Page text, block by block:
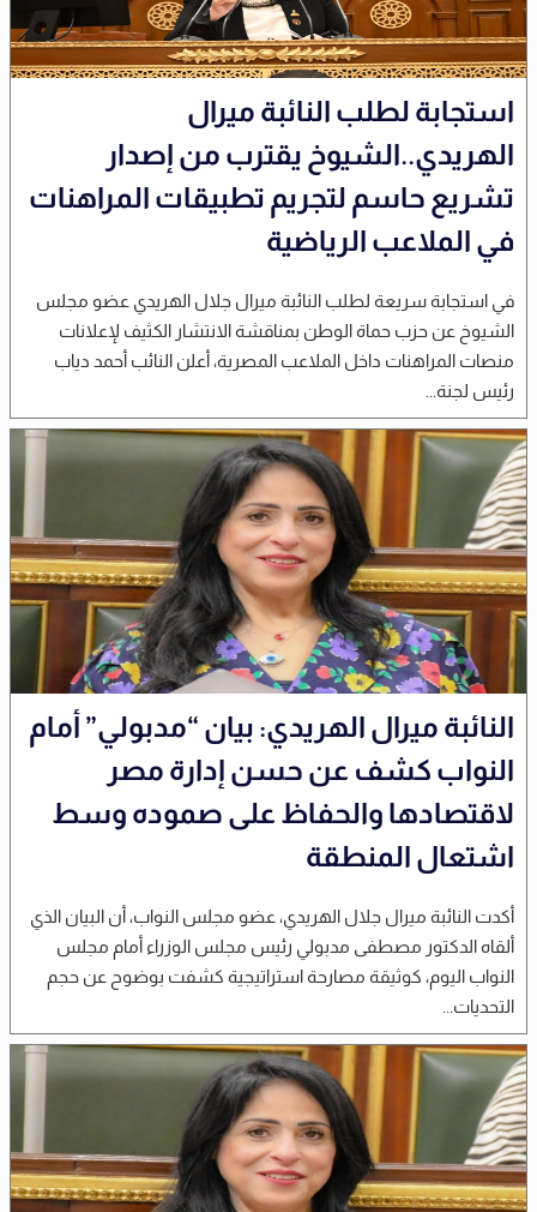
استجابة لطلب النائبة ميرال
الهريدي..الشيوخ يقترب من إصدار
تشريع حاسم لتجريم تطبيقات المراهنات
في الملاعب الرياضية
في استجابة سريعة لطلب النائبة ميرال جلال الهريدي عضو مجلس
الشيوخ عن حزب حماة الوطن بمناقشة الانتشار الكثيف لإعلانات
منصات المراهنات داخل الملاعب المصرية، أعلن النائب أحمد دياب
رئيس لجنة...
النائبة ميرال الهريدي: بيان “مدبولي” أمام
النواب كشف عن حسن إدارة مصر
لاقتصادها والحفاظ على صموده وسط
اشتعال المنطقة
أكدت النائبة ميرال جلال الهريدي، عضو مجلس النواب، أن البيان الذي
ألقاه الدكتور مصطفى مدبولي رئيس مجلس الوزراء أمام مجلس
النواب اليوم، كوثيقة مصارحة استراتيجية كشفت بوضوح عن حجم
التحديات...